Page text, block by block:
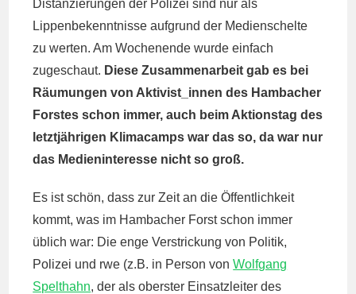
Distanzierungen der Polizei sind nur als
Lippenbekenntnisse aufgrund der Medienschelte
zu werten. Am Wochenende wurde einfach
zugeschaut. Diese Zusammenarbeit gab es bei
Räumungen von Aktivist_innen des Hambacher
Forstes schon immer, auch beim Aktionstag des
letztjährigen Klimacamps war das so, da war nur
das Medieninteresse nicht so groß.
Es ist schön, dass zur Zeit an die Öffentlichkeit
kommt, was im Hambacher Forst schon immer
üblich war: Die enge Verstrickung von Politik,
Polizei und rwe (z.B. in Person vonWolfgang
Spelthahn, der als oberster Einsatzleiter des